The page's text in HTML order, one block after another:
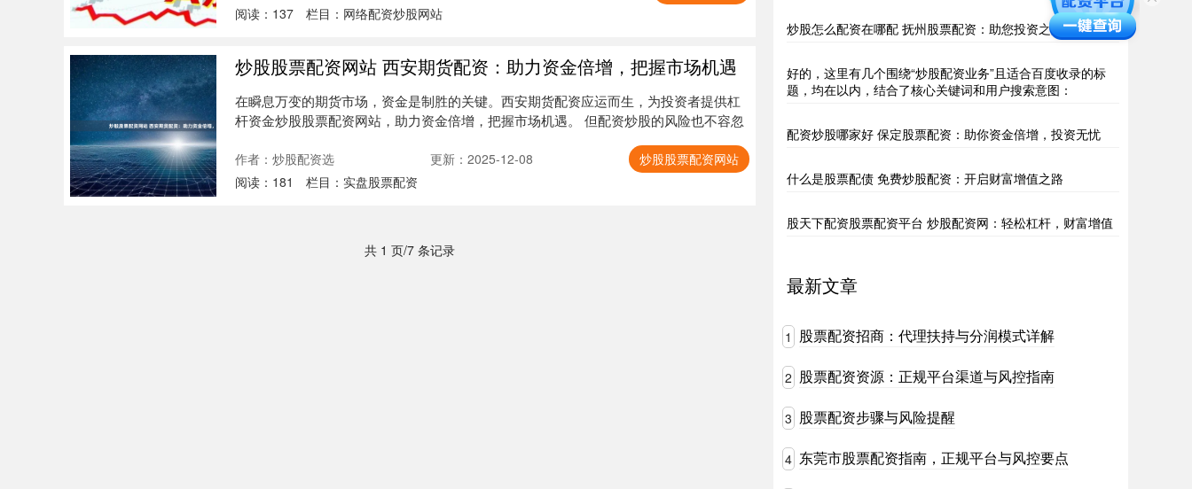
阅读： 137 栏目： 网络配资炒股网站
炒股股票配资网站 西安期货配资：助力资金倍增，把握市场机遇
在瞬息万变的期货市场，资金是制胜的关键。西安期货配资应运而生，为投资者提供杠
杆资金炒股股票配资网站，助力资金倍增，把握市场机遇。 但配资炒股的风险也不容忽
作者：炒股配资选 更新：2025-12-08
炒股股票配资网站
阅读： 181 栏目： 实盘股票配资
共 1 页/7 条记录
炒股怎么配资在哪配 抚州股票配资：助您投资之路更顺畅
好的，这里有几个围绕“炒股配资业务”且适合百度收录的标
题，均在以内，结合了核心关键词和用户搜索意图：
配资炒股哪家好 保定股票配资：助你资金倍增，投资无忧
什么是股票配债 免费炒股配资：开启财富增值之路
股天下配资股票配资平台 炒股配资网：轻松杠杆，财富增值
最新文章
1 股票配资招商：代理扶持与分润模式详解
2 股票配资资源：正规平台渠道与风控指南
3 股票配资步骤与风险提醒
4 东莞市股票配资指南，正规平台与风控要点